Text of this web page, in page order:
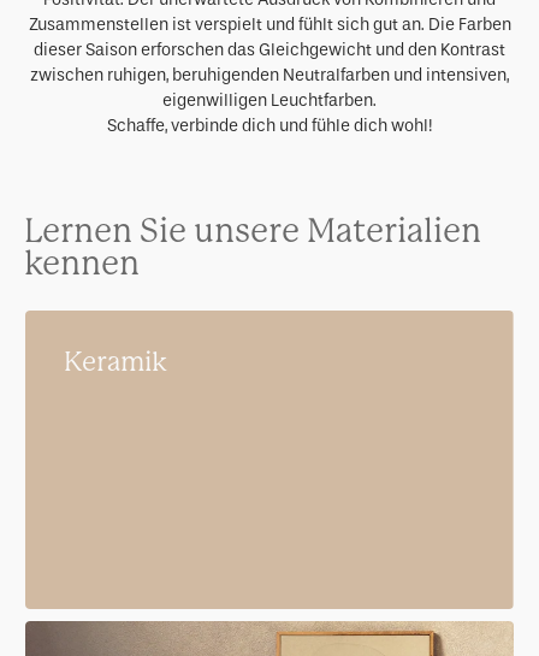
Zusammenstellen ist verspielt und fühlt sich gut an. Die Farben
dieser Saison erforschen das Gleichgewicht und den Kontrast
zwischen ruhigen, beruhigenden Neutralfarben und intensiven,
eigenwilligen Leuchtfarben.
Schaffe, verbinde dich und fühle dich wohl!
Lernen Sie unsere Materialien
kennen
Keramik